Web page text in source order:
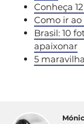
Conheça
Como ir ao
Brasil: 10
apaixonar
5